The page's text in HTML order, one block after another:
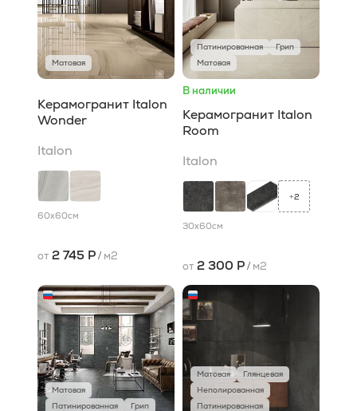
Матовая
Керамогранит Italon
Wonder
Italon
60x60см
от 2 745 Р/ м2
Патинированная
Грип
Матовая
В наличии
Керамогранит Italon
Room
Italon
+2
30x60см
от 2 300 Р/ м2
Матовая
Патинированная
Грип
Матовая
Глянцевая
Неполированная
Патинированная